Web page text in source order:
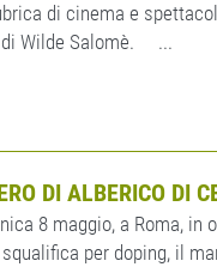
di cinema e
di Wilde Salomè. ...
DI ALBERICO DI
8 maggio, a Roma, in
per doping, il